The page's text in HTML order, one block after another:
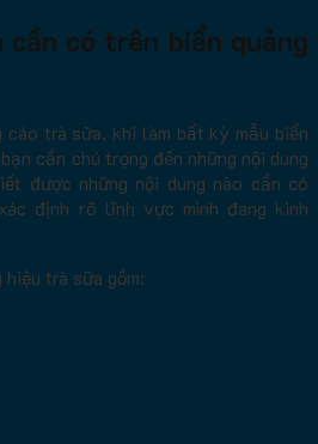
có trên biển quảng
cáo trà sữa, khi làm bất kỳ mẫu biển
cần chú trọng đến những nội dung
được những nội dung nào cần có
định rõ lĩnh vực mình đang kinh
trà sữa gồm: